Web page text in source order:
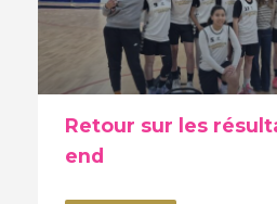
Retour sur les
end